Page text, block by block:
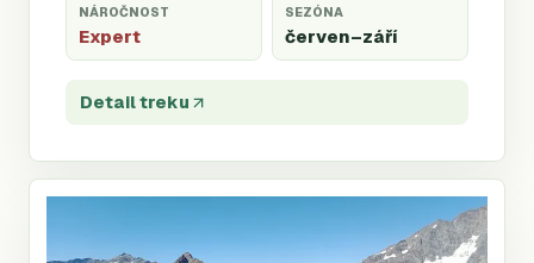
NÁROČNOST
Expert
SEZÓNA
červen–září
Detail treku